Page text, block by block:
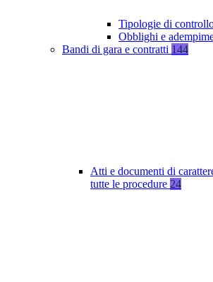
Tipologie di
Obblighi e
Bandi di gara e contratti 144
Atti e documenti di
tutte le procedure 24